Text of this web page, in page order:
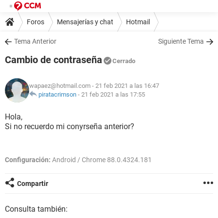
Foros Mensajerías y chat Hotmail
Tema Anterior Siguiente Tema
Cambio de contraseña Cerrado
wapaez@hotmail.com - 21 feb 2021 a las 16:47
piratacrimson - 21 feb 2021 a las 17:55
Hola,
Si no recuerdo mi conyrseña anterior?
Configuración: Android / Chrome 88.0.4324.181
Compartir
Consulta también: